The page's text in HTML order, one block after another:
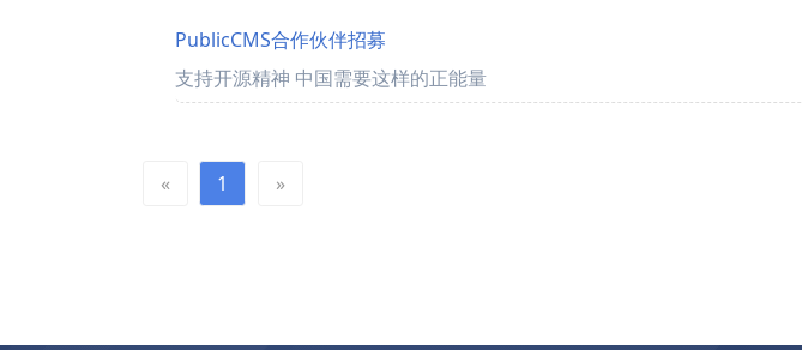
PublicCMS合作伙伴招募
支持开源精神 中国需要这样的正能量
« 1 »